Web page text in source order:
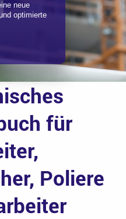
neue
optimierte
für
Poliere